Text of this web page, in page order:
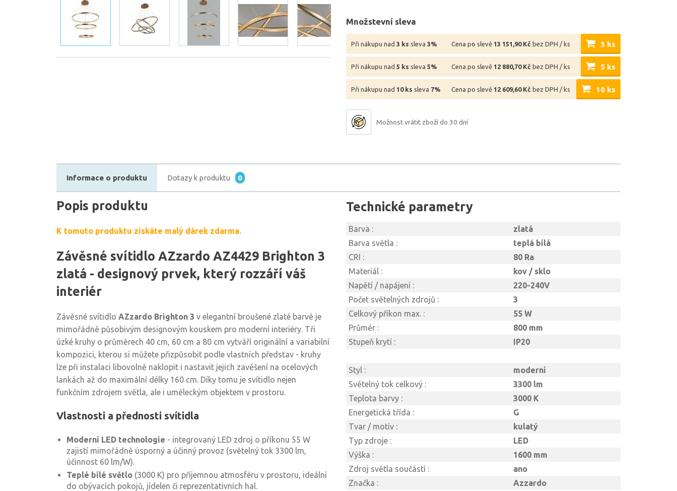
Množstevní sleva
Při nákupu nad 3 ks sleva 3% Cena po slevě 13 151,90 Kč bez DPH / ks 3 ks
Při nákupu nad 5 ks sleva 5% Cena po slevě 12 880,70 Kč bez DPH / ks 5 ks
Při nákupu nad 10 ks sleva 7% Cena po slevě 12 609,60 Kč bez DPH / ks 10 ks
Možnost vrátit zboží do 30 dní
Informace o produktu Dotazy k produktu 0
Popis produktu
K tomuto produktu získáte malý dárek zdarma.
Závěsné svítidlo AZzardo AZ4429 Brighton 3
zlatá - designový prvek, který rozzáří váš
interiér
Závěsné svítidlo AZzardo Brighton 3 v elegantní broušené zlaté barvě je
mimořádně působivým designovým kouskem pro moderní interiéry. Tři
úzké kruhy o průměrech 40 cm, 60 cm a 80 cm vytváří originální a variabilní
kompozici, kterou si můžete přizpůsobit podle vlastních představ - kruhy
lze při instalaci libovolně naklopit i nastavit jejich zavěšení na ocelových
lankách až do maximální délky 160 cm. Díky tomu je svítidlo nejen
funkčním zdrojem světla, ale i uměleckým objektem v prostoru.
Vlastnosti a přednosti svítidla
Moderní LED technologie - integrovaný LED zdroj o příkonu 55 W
zajistí mimořádně úsporný a účinný provoz (světelný tok 3300 lm,
účinnost 60 lm/W).
Teplé bílé světlo (3000 K) pro příjemnou atmosféru v prostoru, ideální
do obývacích pokojů, jídelen či reprezentativních hal.
Technické parametry
Barva :
zlatá
Barva světla :
teplá bílá
CRI :
80 Ra
Materiál :
kov / sklo
Napětí / napájení :
220-240V
Počet světelných zdrojů :
3
Celkový příkon max. :
55 W
Průměr :
800 mm
Stupeň krytí :
IP20
Styl :
moderní
Světelný tok celkový :
3300 lm
Teplota barvy :
3000 K
Energetická třída :
G
Tvar / motiv :
kulatý
Typ zdroje :
LED
Výška :
1600 mm
Zdroj světla součástí :
ano
Značka :
Azzardo